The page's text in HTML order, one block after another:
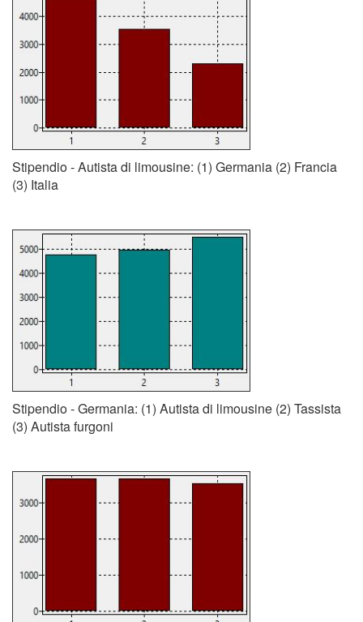
Stipendio - Autista di limousine: (1) Germania (2) Francia
(3) Italia
Stipendio - Germania: (1) Autista di limousine (2) Tassista
(3) Autista furgoni